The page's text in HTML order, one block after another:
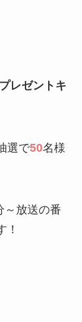
レゼントキ
選で50名様
～放送の番
！